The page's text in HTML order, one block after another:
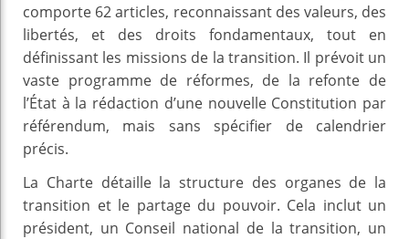
comporte 62 articles, reconnaissant des valeurs, des
libertés, et des droits fondamentaux, tout en
définissant les missions de la transition. Il prévoit un
vaste programme de réformes, de la refonte de
l’État à la rédaction d’une nouvelle Constitution par
référendum, mais sans spécifier de calendrier
précis.
La Charte détaille la structure des organes de la
transition et le partage du pouvoir. Cela inclut un
président, un Conseil national de la transition, un